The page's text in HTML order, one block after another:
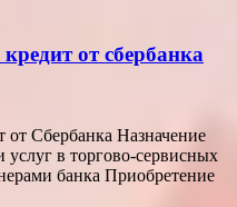
от сбербанка
от Сбербанка Назначение
услуг в торгово-сервисных
банка Приобретение